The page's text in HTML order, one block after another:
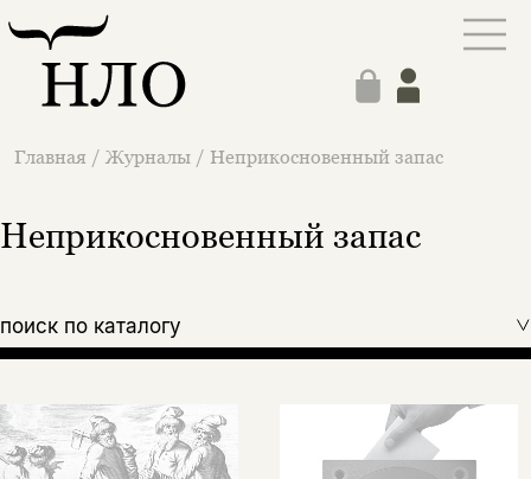
Главная / Журналы / Неприкосновенный запас
поиск по каталогу
Неприкосновенный запас